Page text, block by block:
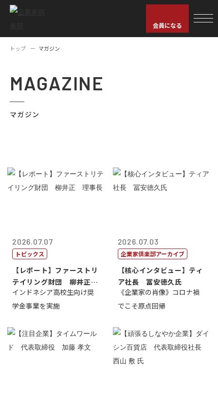
会員になる
トップ マガジン
MAGAZINE
マガジン
2026.07.07
トピックス
【レポート】ファーストリ
テイリング財団 柳井正
理事長
インドネシア高校生向け奨
学金事業を実施
2026.07.03
企業家倶楽部アーカイブ
【核心インタビュー】ティ
ア社長 冨安徳久氏
《企業家の肖像》コロナ禍
でこそ原点回帰